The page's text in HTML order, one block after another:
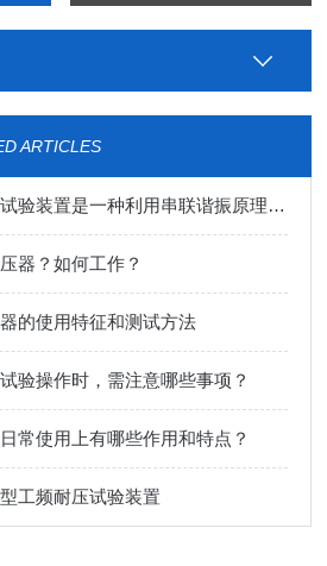
ARTICLES
变频串联谐振耐压试验装置是一种利用串联谐振原理进行高电压、大电流试验的设备
器？如何工作？
的使用特征和测试方法
验操作时，需注意哪些事项？
常使用上有哪些作用和特点？
工频耐压试验装置